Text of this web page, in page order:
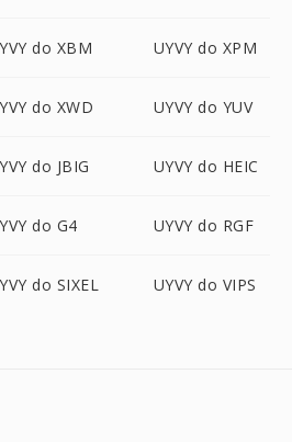
do XBM UYVY do XPM
do XWD UYVY do YUV
do JBIG UYVY do HEIC
do G4 UYVY do RGF
do SIXEL UYVY do VIPS